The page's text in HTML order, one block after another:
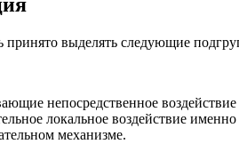
выделять следующие
непосредственное
локальное воздействие
механизме.